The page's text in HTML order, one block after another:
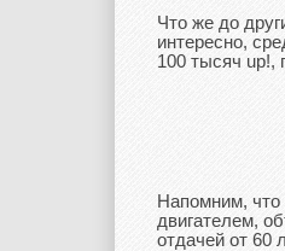
Что же до
интересно,
100 тысяч up!,
Напомним,
двигателем,
отдачей от 60